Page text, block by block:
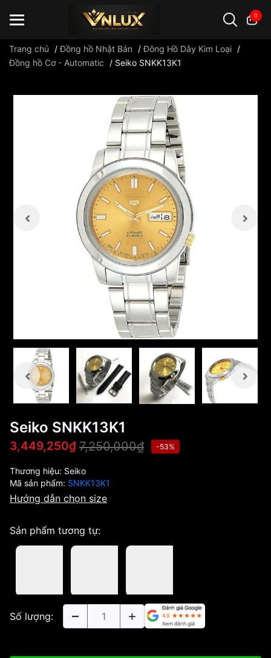
0
Trang chủ /Đồng hồ Nhật Bản /Đông Hồ Dây Kim Loại /
Đồng hồ Cơ - Automatic
/ Seiko SNKK13K1
Seiko SNKK13K1
3,449,250₫ 7,250,000₫ -53%
Thương hiệu: Seiko
Mã sản phẩm: SNKK13K1
Hướng dẫn chọn size
Sản phẩm tương tự:
Số lượng: